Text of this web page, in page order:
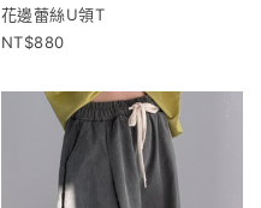
花邊蕾絲U領T
880